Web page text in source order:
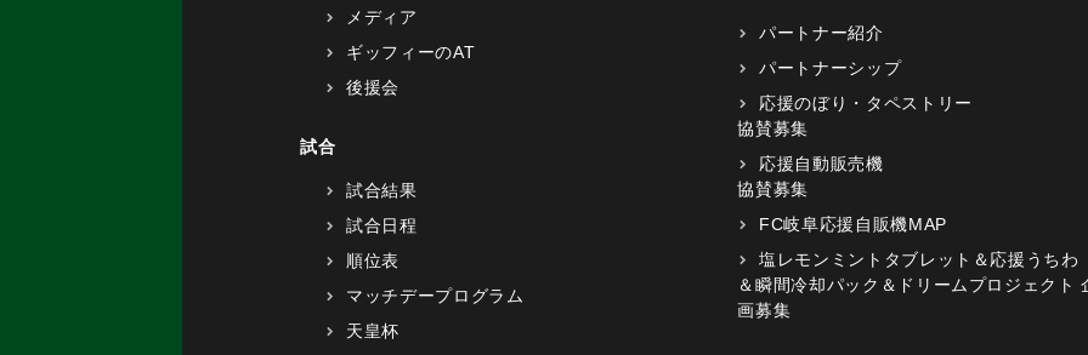
メディア
ギッフィーのAT
後援会
試合
試合結果
試合日程
順位表
マッチデープログラム
天皇杯
パートナー紹介
パートナーシップ
応援のぼり・タペストリー
協賛募集
応援自動販売機
協賛募集
FC岐阜応援自販機MAP
塩レモンミントタブレット＆応援うちわ
＆瞬間冷却パック＆ドリームプロジェクト
画募集